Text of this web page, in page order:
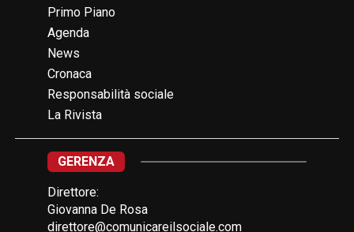
Primo Piano
Agenda
News
Cronaca
Responsabilità sociale
La Rivista
GERENZA
Direttore:
Giovanna De Rosa
direttore@comunicareilsociale.com